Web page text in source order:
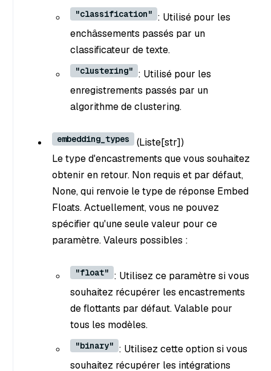
"classification" : Utilisé pour les
enchâssements passés par un
classificateur de texte.
"clustering" : Utilisé pour les
enregistrements passés par un
algorithme de clustering.
embedding_types (Liste[str])
Le type d'encastrements que vous souhaitez
obtenir en retour. Non requis et par défaut,
None, qui renvoie le type de réponse Embed
Floats. Actuellement, vous ne pouvez
spécifier qu'une seule valeur pour ce
paramètre. Valeurs possibles :
"float" : Utilisez ce paramètre si vous
souhaitez récupérer les encastrements
de flottants par défaut. Valable pour
tous les modèles.
"binary" : Utilisez cette option si vous
souhaitez récupérer les intégrations